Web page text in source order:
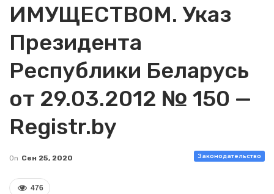
ИМУЩЕСТВОМ. Указ
Президента
Республики Беларусь
от 29.03.2012 № 150 —
Registr.by
Законодательство
On Сен 25, 2020
476